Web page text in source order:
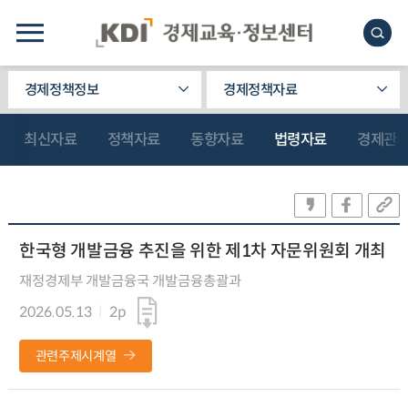
경제정책정보 경제정책자료
최신자료 정책자료 동향자료 법령자료 경제관
한국형 개발금융 추진을 위한 제1차 자문위원회 개최
재정경제부 개발금융국 개발금융총괄과
2026.05.13
2p
관련주제시계열